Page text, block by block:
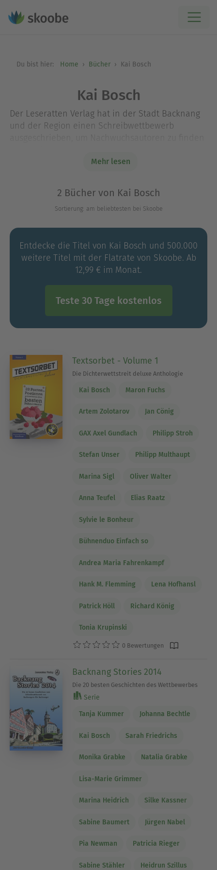
Du bist hier: Home Bücher Kai Bosch
Kai Bosch
Der Leseratten Verlag hat in der Stadt Backnang
und der Region einen Schreibwettbewerb
Geschichten von Backnanger über ihre Heimat
Genre von Historischem, Märchen, Fantasy, Krimi,
Gruseligem bis hin zur Satire und Science Fiction.
Mehr lesen
2 Bücher von Kai Bosch
Sortierung: am beliebtesten bei Skoobe
Entdecke die Titel von Kai Bosch und 500.000
weitere Titel mit der Flatrate von Skoobe. Ab
12,99 € im Monat.
Teste 30 Tage kostenlos
Textsorbet - Volume 1
Die Dichterwettstreit deluxe Anthologie
Kai Bosch Maron Fuchs
Artem Zolotarov Jan Cönig
GAX Axel Gundlach Philipp Stroh
Stefan Unser Philipp Multhaupt
Marina Sigl Oliver Walter
Anna Teufel Elias Raatz
Sylvie le Bonheur
Bühnenduo Einfach so
Andrea Maria Fahrenkampf
Hank M. Flemming Lena Hofhansl
Patrick Höll Richard König
Tonia Krupinski
0 Bewertungen
Backnang Stories 2014
Die 20 besten Geschichten des Wettbewerbes
Serie
Tanja Kummer Johanna Bechtle
Kai Bosch Sarah Friedrichs
Monika Grabke Natalia Grabke
Lisa-Marie Grimmer
Marina Heidrich Silke Kassner
Sabine Baumert Jürgen Nabel
Pia Newman Patricia Rieger
Sabine Stähler Heidrun Szillus